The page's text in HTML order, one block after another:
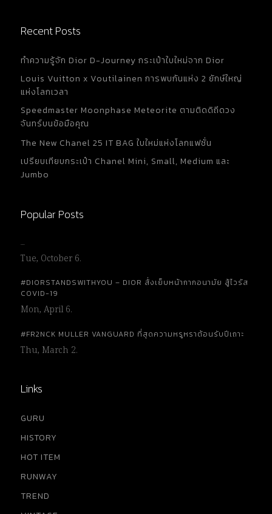
Recent Posts
ทำความรู้จัก Dior D-Journey กระเป๋าใบใหม่จาก Dior
Louis Vuitton x Voutilainen การพบกันแห่ง 2 ยักษ์ใหญ่
แห่งโลกเวลา
Speedmaster Moonphase Meteorite ตามติดดิถีดวง
จันทร์บนข้อมือคุณ
The New Chanel 25 IT BAG ใบใหม่แห่งโลกแฟชั่น
เปรียบเทียบกระเป๋า Chanel Mini, Small, Medium และ
Jumbo
Popular Posts
…
Tue, October 6.
#DIORSTANDSWITHYOU – DIOR สั่งเย็บหน้ากากอนามัย สู้ไวรัส
COVID-19
Mon, April 6.
#FR2NCK MULLER VANGUARD ที่สุดความหรูหราต้อนรับปีเถาะ
Thu, March 2.
Links
GURU
HISTORY
HOT ITEM
RUNWAY
TREND